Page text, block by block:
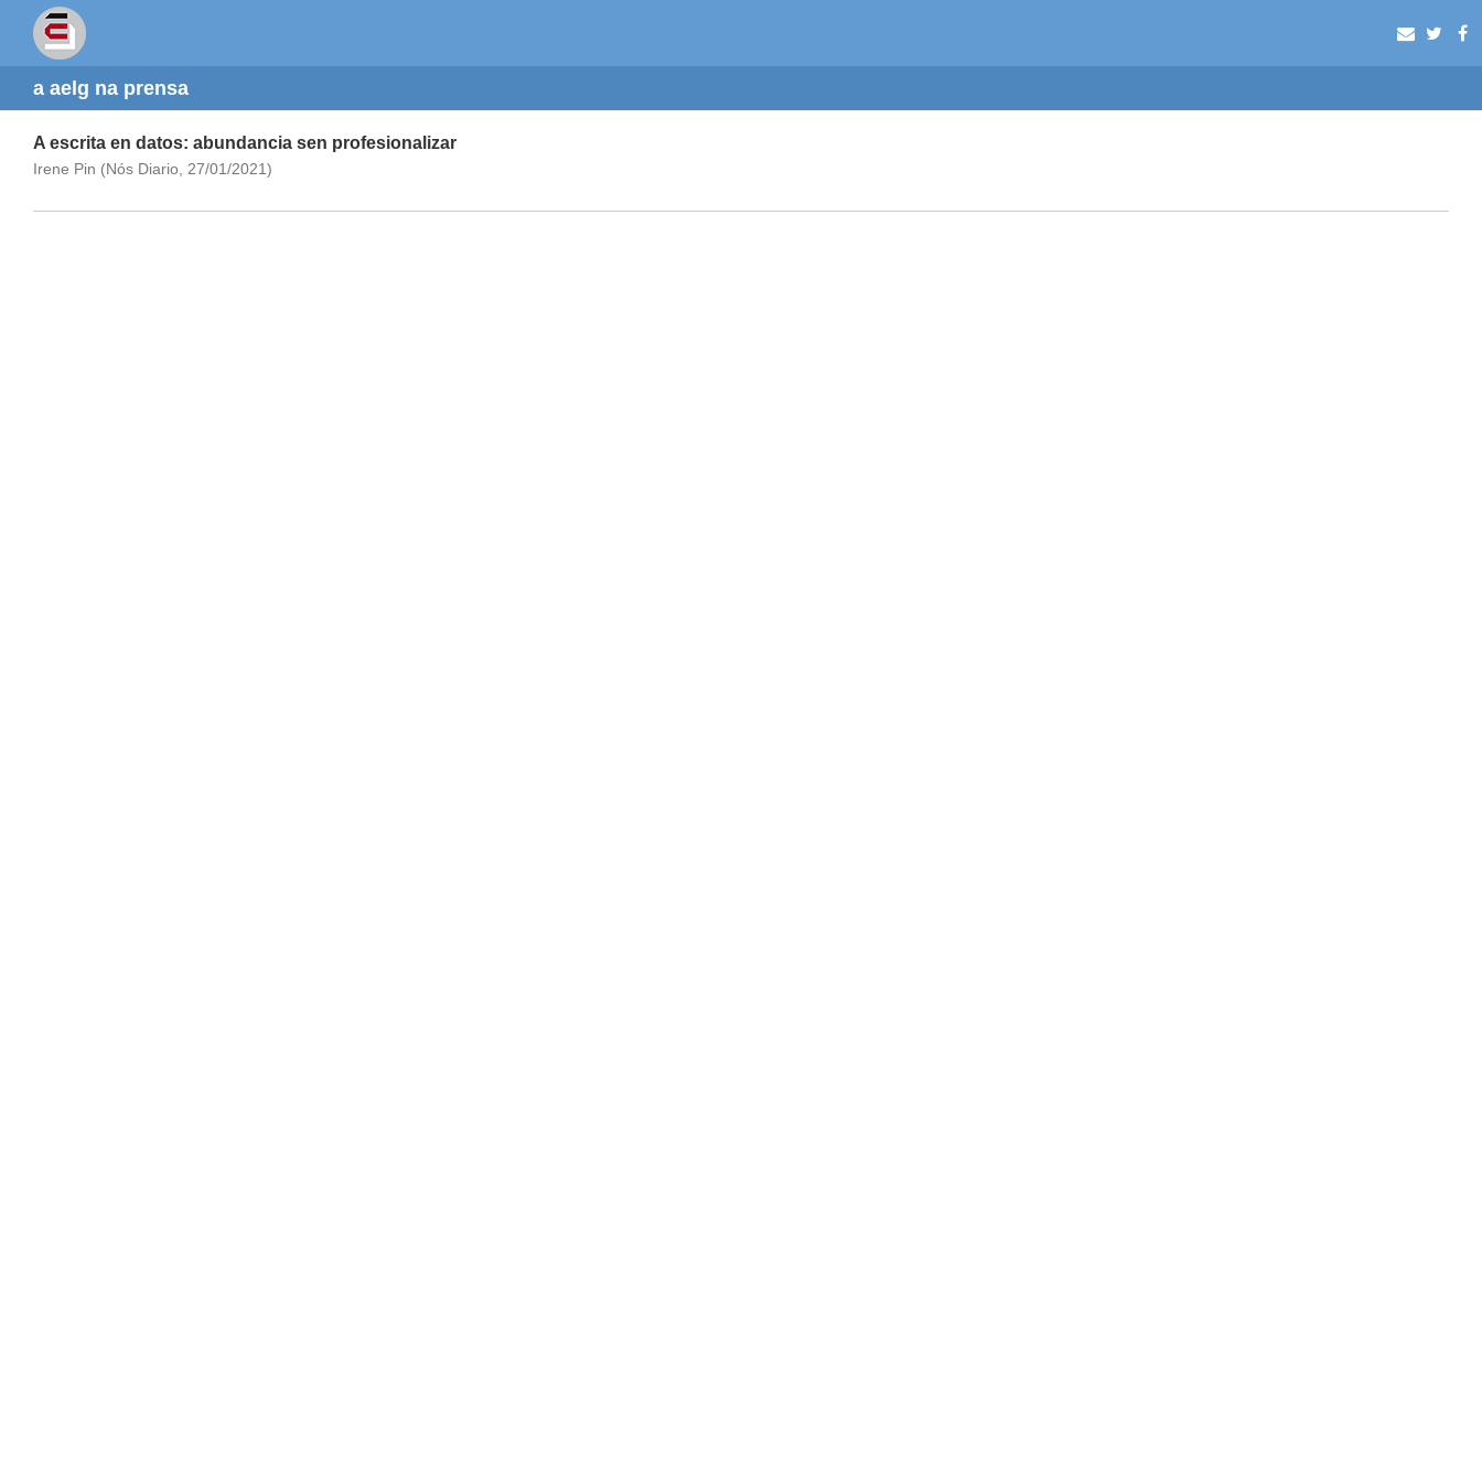
a aelg na prensa
A escrita en datos: abundancia sen profesionalizar
Irene Pin (Nós Diario, 27/01/2021)